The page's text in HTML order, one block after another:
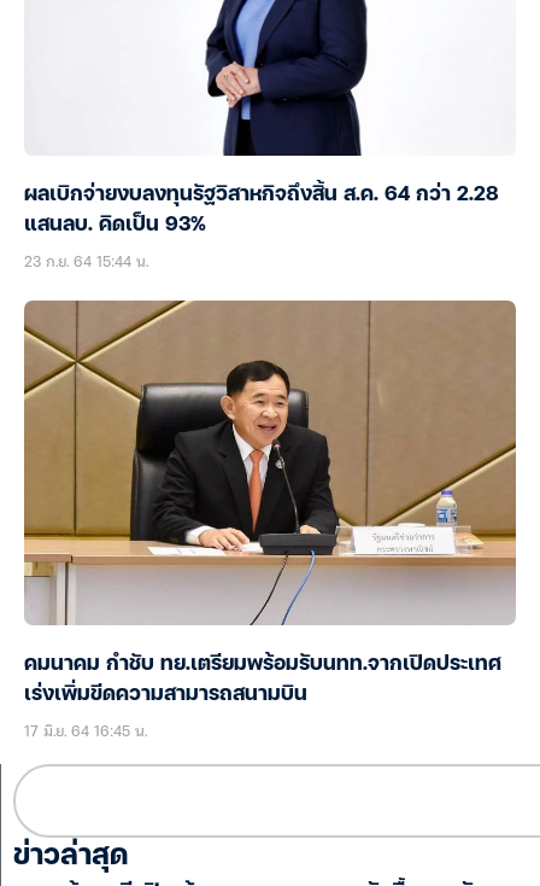
ผลเบิกจ่ายงบลงทุนรัฐวิสาหกิจถึงสิ้น ส.ค. 64 กว่า 2.28
แสนลบ. คิดเป็น 93%
23 ก.ย. 64 15:44 น.
คมนาคม กำชับ ทย.เตรียมพร้อมรับนทท.จากเปิดประเทศ
เร่งเพิ่มขีดความสามารถสนามบิน
17 มิ.ย. 64 16:45 น.
ข่าวล่าสุด